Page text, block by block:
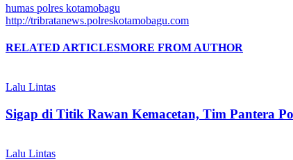
humas polres kotamobagu
http://tribratanews.polreskotamobagu.com
RELATED ARTICLESMORE FROM AUTHOR
Lalu Lintas
Sigap di Titik Rawan Kemacetan, Tim Pantera
Lalu Lintas